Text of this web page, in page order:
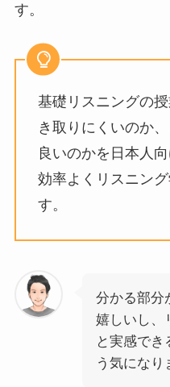
す。
基礎リスニングの
き取りにくいのか
良いのかを日本人
効率よくリスニン
す。
分かる部分
嬉しいし、
と実感でき
う気になり